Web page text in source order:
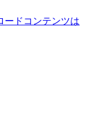
ードコンテンツは